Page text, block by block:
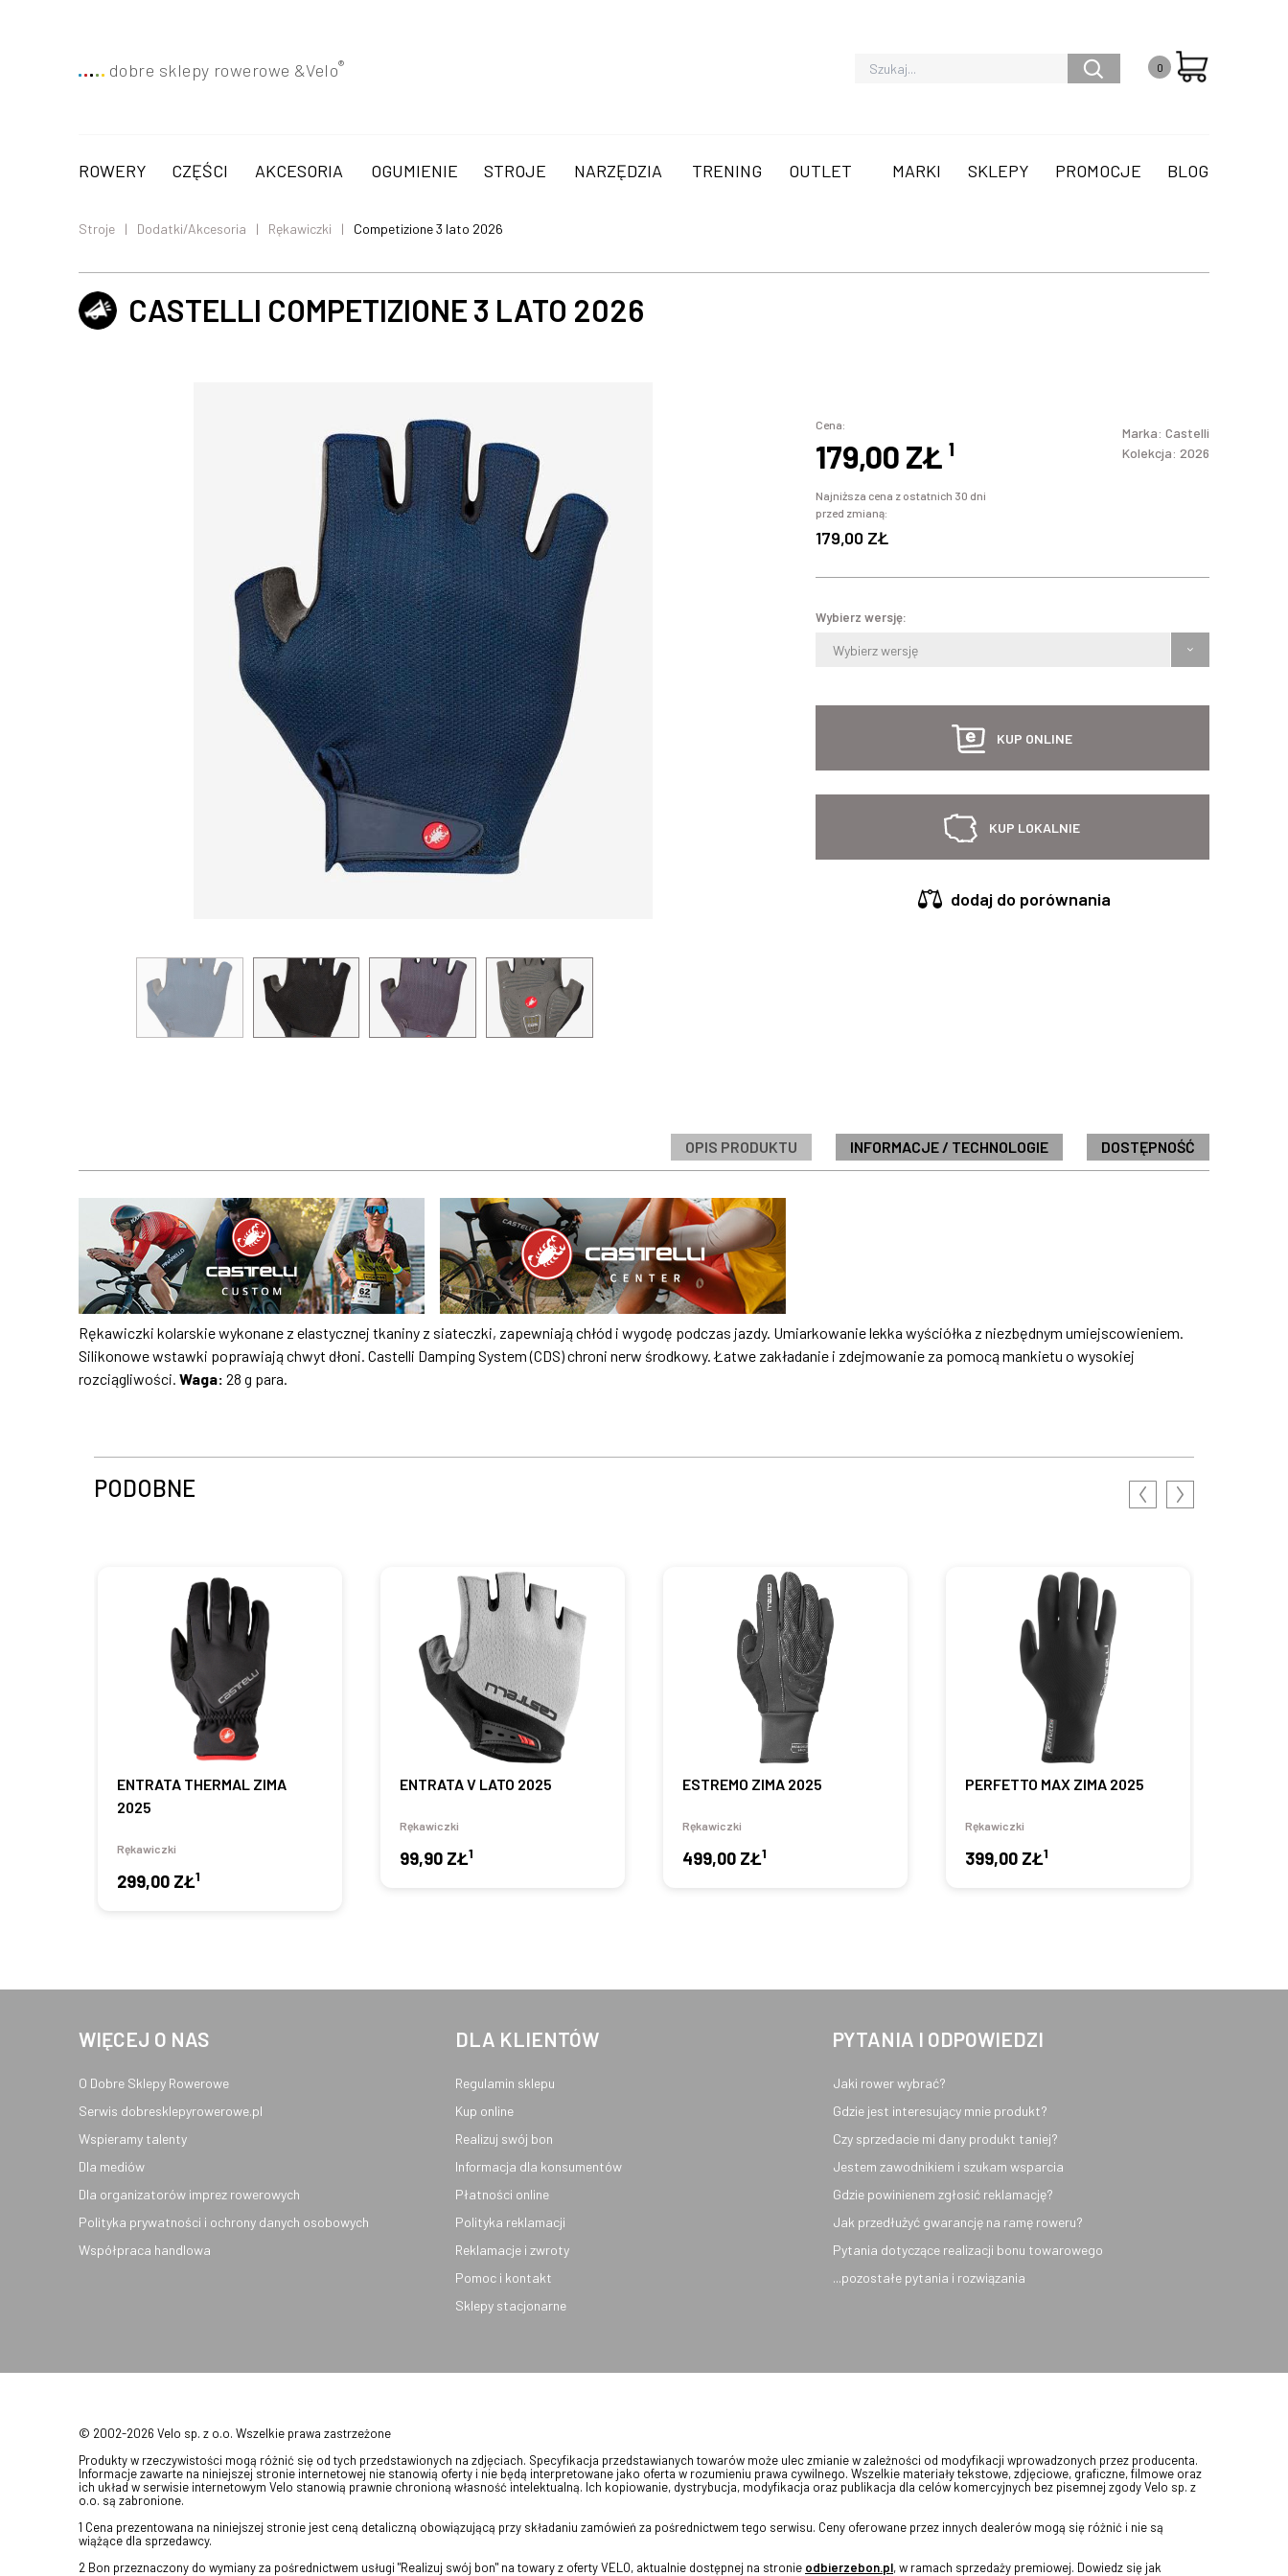
dobre sklepy rowerowe &Velo® 0
ROWERY CZĘŚCI AKCESORIA OGUMIENIE STROJE NARZĘDZIA TRENING OUTLET MARKI SKLEPY PROMOCJE BLOG
Stroje Dodatki/Akcesoria Rękawiczki Competizione 3 lato 2026
CASTELLI COMPETIZIONE 3 LATO 2026
Cena:
179,00 ZŁ¹
Najniższa cena z ostatnich 30 dni
przed zmianą:
179,00 ZŁ
Marka: Castelli
Kolekcja: 2026
Wybierz wersję:
Wybierz wersję
KUP ONLINE
KUP LOKALNIE
dodaj do porównania
OPIS PRODUKTU INFORMACJE / TECHNOLOGIE DOSTĘPNOŚĆ
Rękawiczki kolarskie wykonane z elastycznej tkaniny z siateczki, zapewniają chłód i wygodę podczas jazdy. Umiarkowanie lekka wyściółka z niezbędnym umiejscowieniem.
Silikonowe wstawki poprawiają chwyt dłoni. Castelli Damping System (CDS) chroni nerw środkowy. Łatwe zakładanie i zdejmowanie za pomocą mankietu o wysokiej
rozciągliwości. Waga: 28 g para.
PODOBNE
ENTRATA THERMAL ZIMA
2025
Rękawiczki
299,00 ZŁ1
ENTRATA V LATO 2025
Rękawiczki
99,90 ZŁ1
ESTREMO ZIMA 2025
Rękawiczki
499,00 ZŁ1
PERFETTO MAX ZIMA 2025
Rękawiczki
399,00 ZŁ1
WIĘCEJ O NAS
O Dobre Sklepy Rowerowe
Serwis dobresklepyrowerowe.pl
Wspieramy talenty
Dla mediów
Dla organizatorów imprez rowerowych
Polityka prywatności i ochrony danych osobowych
Współpraca handlowa
DLA KLIENTÓW
Regulamin sklepu
Kup online
Realizuj swój bon
Informacja dla konsumentów
Płatności online
Polityka reklamacji
Reklamacje i zwroty
Pomoc i kontakt
Sklepy stacjonarne
PYTANIA I ODPOWIEDZI
Jaki rower wybrać?
Gdzie jest interesujący mnie produkt?
Czy sprzedacie mi dany produkt taniej?
Jestem zawodnikiem i szukam wsparcia
Gdzie powinienem zgłosić reklamację?
Jak przedłużyć gwarancję na ramę roweru?
Pytania dotyczące realizacji bonu towarowego
...pozostałe pytania i rozwiązania
© 2002-2026 Velo sp. z o.o. Wszelkie prawa zastrzeżone
Produkty w rzeczywistości mogą różnić się od tych przedstawionych na zdjęciach. Specyfikacja przedstawianych towarów może ulec zmianie w zależności od modyfikacji wprowadzonych przez producenta.
Informacje zawarte na niniejszej stronie internetowej nie stanowią oferty i nie będą interpretowane jako oferta w rozumieniu prawa cywilnego. Wszelkie materiały tekstowe, zdjęciowe, graficzne, filmowe oraz
ich układ w serwisie internetowym Velo stanowią prawnie chronioną własność intelektualną. Ich kopiowanie, dystrybucja, modyfikacja oraz publikacja dla celów komercyjnych bez pisemnej zgody Velo sp. z
o.o. są zabronione.
1 Cena prezentowana na niniejszej stronie jest ceną detaliczną obowiązującą przy składaniu zamówień za pośrednictwem tego serwisu. Ceny oferowane przez innych dealerów mogą się różnić i nie są
wiążące dla sprzedawcy.
2 Bon przeznaczony do wymiany za pośrednictwem usługi "Realizuj swój bon" na towary z oferty VELO, aktualnie dostępnej na stronie odbierzebon.pl, w ramach sprzedaży premiowej. Dowiedz się jak